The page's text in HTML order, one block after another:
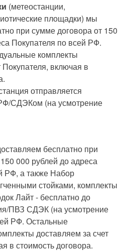
(метеостанции,
площадки) мы
при сумме договора от 150
Покупателя по всей РФ.
комплекты
Покупателя, включая в
отправляется
СДЭКом (на усмотрение
бесплатно при
000 рублей до адреса
РФ, а также Набор
стойками, комплекты
Лайт - бесплатно до
ПВЗ СДЭК (на усмотрение
РФ. Остальные
доставляем за счет
в стоимость договора.